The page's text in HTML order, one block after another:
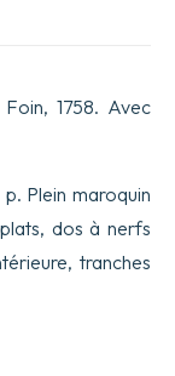
1758. Avec
Plein maroquin
dos à nerfs
tranches